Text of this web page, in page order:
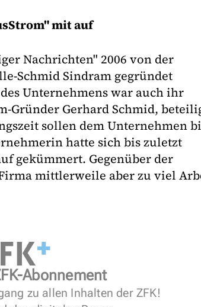
mit auf
Nachrichten" 2006 von der
Schmid Sindram gegründet
Unternehmens war auch ihr
Gründer Gerhard Schmid,
sollen dem Unternehmen
hatte sich bis zuletzt
gekümmert. Gegenüber der
mittlerweile aber zu viel
Abonnement
zu allen Inhalten der ZFK!